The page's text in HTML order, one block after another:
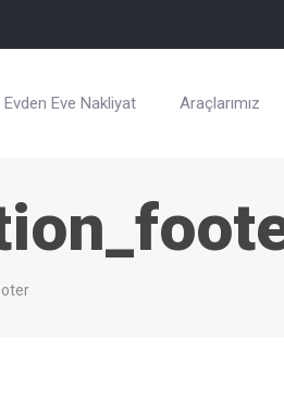
Evden Eve Nakliyat Araçlarımız